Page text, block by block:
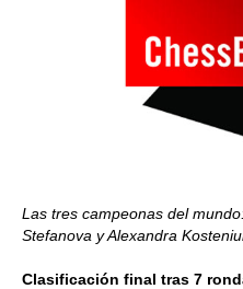
Las tres campeonas del
Stefanova y Alexandra
Clasificación final tras 7